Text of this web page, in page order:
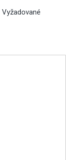
Vyžadované